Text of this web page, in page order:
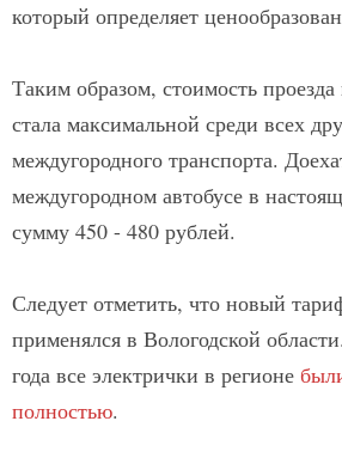
который определяет
Таким образом, стоимость проезда
стала максимальной среди всех
междугородного транспорта.
междугородном автобусе в
сумму 450 - 480 рублей.
Следует отметить, что новый
применялся в Вологодской
года все электрички в регионе
полностью.